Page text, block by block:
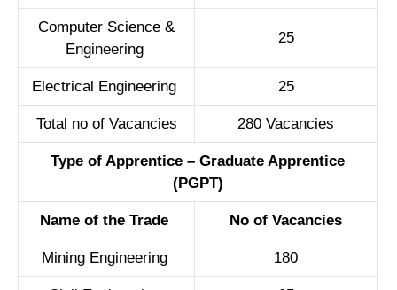
Computer Science &
Engineering
25
Electrical Engineering 25
Total no of Vacancies 280 Vacancies
Type of Apprentice – Graduate Apprentice
(PGPT)
Name of the Trade No of Vacancies
Mining Engineering 180